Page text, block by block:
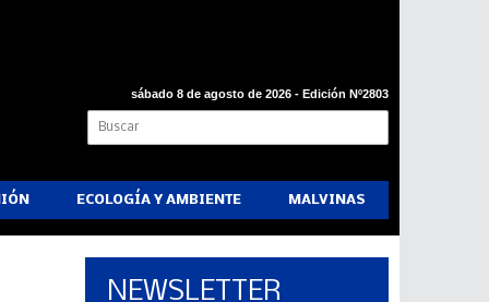
sábado 8 de agosto de 2026 - Edición Nº2803
ECOLOGÍA Y AMBIENTE MALVINAS
NEWSLETTER